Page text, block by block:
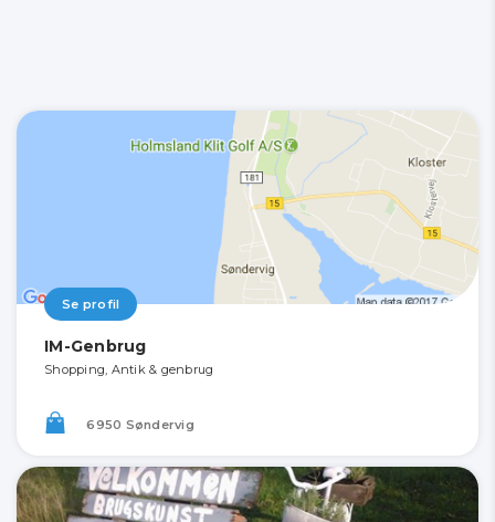
Se profil
IM-Genbrug
Shopping, Antik & genbrug
6950 Søndervig